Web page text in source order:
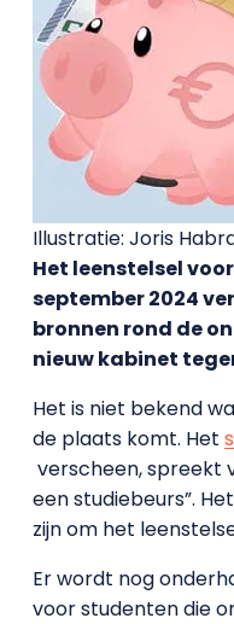
Illustratie: Joris
Het leenstelsel
september 2024
bronnen rond de
nieuw kabinet
Het is niet bekend
de plaats komt. Het
verscheen, spreekt
een studiebeurs”.
zijn om het
Er wordt nog
voor studenten die